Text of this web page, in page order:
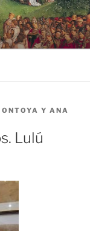
Y ANA
Lulú